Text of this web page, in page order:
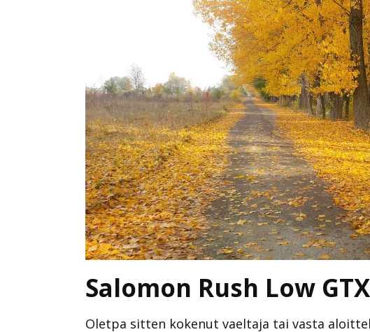
Salomon Rush Low GTX
Oletpa sitten kokenut vaeltaja tai vasta